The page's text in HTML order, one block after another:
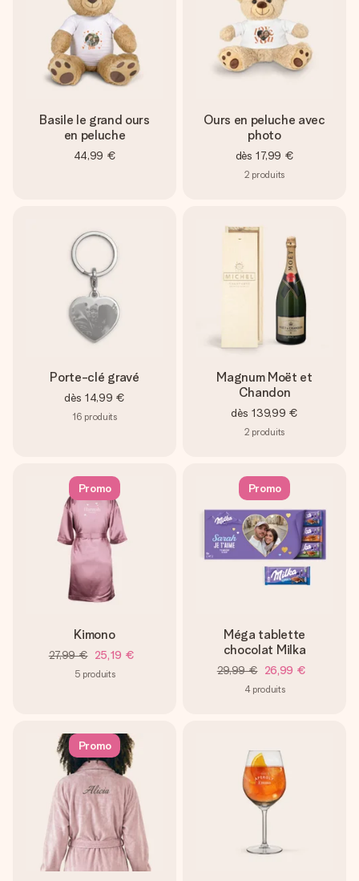
Basile le grand ours
en peluche
44,99 €
Ours en peluche avec
photo
dès 17,99 €
2 produits
Porte-clé gravé
dès 14,99 €
16 produits
Magnum Moët et
Chandon
dès 139,99 €
2 produits
Promo
Kimono
27,99 € 25,19 €
5 produits
Promo
Méga tablette
chocolat Milka
29,99 € 26,99 €
4 produits
Promo